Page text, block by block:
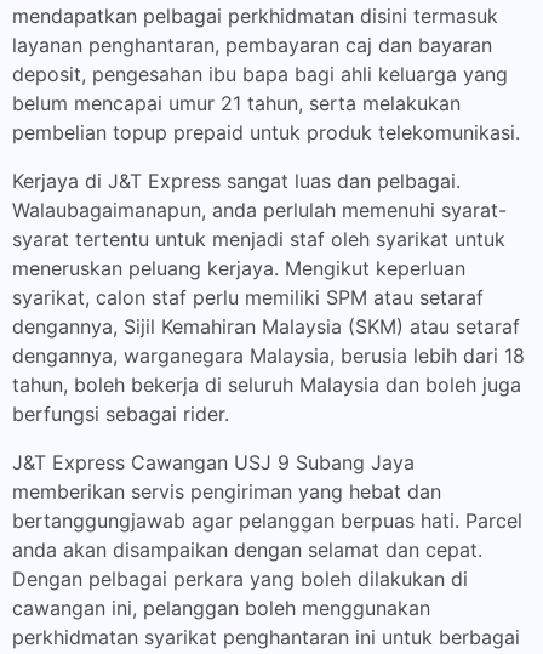
mendapatkan pelbagai perkhidmatan disini termasuk
layanan penghantaran, pembayaran caj dan bayaran
deposit, pengesahan ibu bapa bagi ahli keluarga yang
belum mencapai umur 21 tahun, serta melakukan
pembelian topup prepaid untuk produk telekomunikasi.
Kerjaya di J&T Express sangat luas dan pelbagai.
Walaubagaimanapun, anda perlulah memenuhi syarat-
syarat tertentu untuk menjadi staf oleh syarikat untuk
meneruskan peluang kerjaya. Mengikut keperluan
syarikat, calon staf perlu memiliki SPM atau setaraf
dengannya, Sijil Kemahiran Malaysia (SKM) atau setaraf
dengannya, warganegara Malaysia, berusia lebih dari 18
tahun, boleh bekerja di seluruh Malaysia dan boleh juga
berfungsi sebagai rider.
J&T Express Cawangan USJ 9 Subang Jaya
memberikan servis pengiriman yang hebat dan
bertanggungjawab agar pelanggan berpuas hati. Parcel
anda akan disampaikan dengan selamat dan cepat.
Dengan pelbagai perkara yang boleh dilakukan di
cawangan ini, pelanggan boleh menggunakan
perkhidmatan syarikat penghantaran ini untuk berbagai